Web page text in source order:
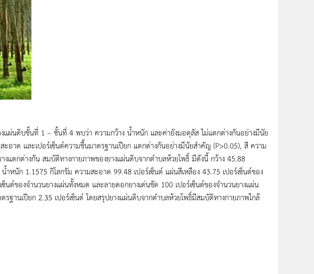
แผ่นดิบชั้นที่ 1 – ชั้นที่ 4 พบว่า ความกว้าง น้ำหนัก และค่ายังมอดุลัส ไม่แตกต่างกันอย่างมีนัย
อาด และเปอร์เซ็นต์ความชื้นมาตรฐานเปียก แตกต่างกันอย่างมีนัยสำคัญ (P>0.05), สี ความ
งแตกต่างกัน สมบัติทางกายภาพของยางแผ่นดิบจากตำบลห้วยโพธิ์ มีดังนี้ กว้าง 45.88
ำหนัก 1.1575 กิโลกรัม ความสะอาด 99.48 เปอร์เซ็นต์ แผ่นสีเหลือง 43.75 เปอร์เซ็นต์ของ
นต์ของจำนวนยางแผ่นทั้งหมด และลายดอกยางเด่นชัด 100 เปอร์เซ็นต์ของจำนวนยางแผ่น
านเปียก 2.35 เปอร์เซ็นต์ โดยสรุปยางแผ่นดิบจากตำบลห้วยโพธิ์มีสมบัติทางกายภาพใกล้